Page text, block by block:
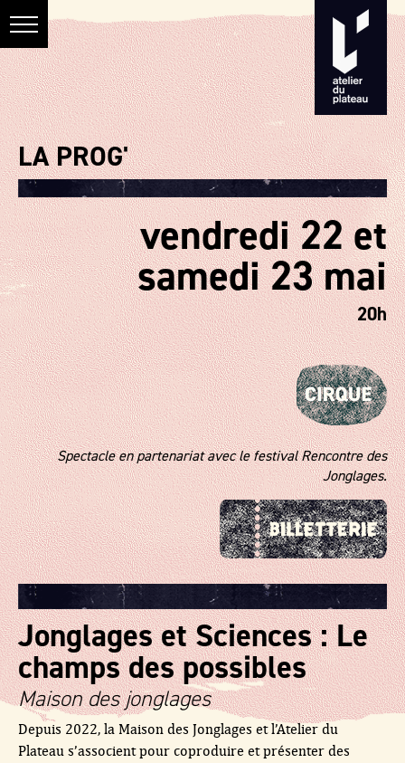
LA PROG'
Jonglages et Sciences : Le
champs des possibles
Maison des jonglages
Depuis 2022, la Maison des Jonglages et l’Atelier du
Plateau s’associent pour coproduire et présenter des
vendredi 22 et
samedi 23 mai
20h
Spectacle en partenariat avec le festival Rencontre des
Jonglages.